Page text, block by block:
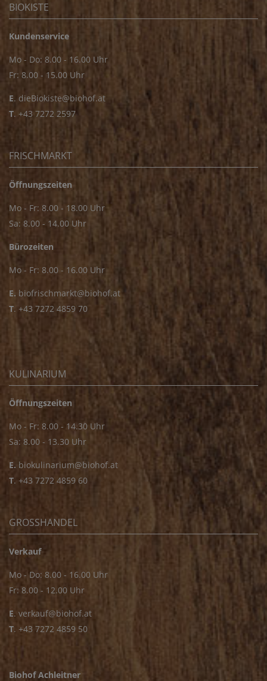
BIOKISTE
Kundenservice
Mo - Do: 8.00 - 16.00 Uhr
Fr: 8.00 - 15.00 Uhr
E. dieBiokiste@biohof.at
T. +43 7272 2597
FRISCHMARKT
Öffnungszeiten
Mo - Fr: 8.00 - 18.00 Uhr
Sa: 8.00 - 14.00 Uhr
Bürozeiten
Mo - Fr: 8.00 - 16.00 Uhr
E. biofrischmarkt@biohof.at
T. +43 7272 4859 70
KULINARIUM
Öffnungszeiten
Mo - Fr: 8.00 - 14.30 Uhr
Sa: 8.00 - 13.30 Uhr
E. biokulinarium@biohof.at
T. +43 7272 4859 60
GROSSHANDEL
Verkauf
Mo - Do: 8.00 - 16.00 Uhr
Fr: 8.00 - 12.00 Uhr
E. verkauf@biohof.at
T. +43 7272 4859 50
Biohof Achleitner